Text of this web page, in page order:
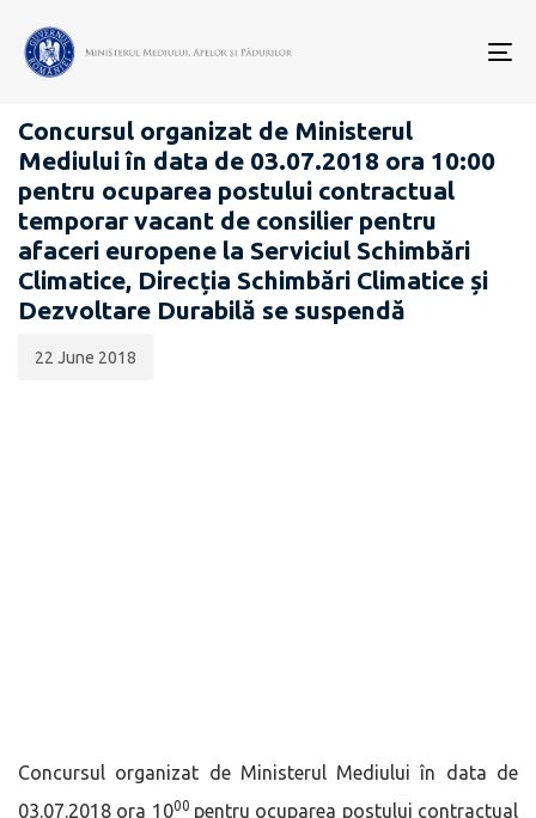
CARIERĂ
Concursul organizat de Ministerul
Mediului în data de 03.07.2018 ora 10:00
pentru ocuparea postului contractual
temporar vacant de consilier pentru
afaceri europene la Serviciul Schimbări
Climatice, Direcția Schimbări Climatice și
Dezvoltare Durabilă se suspendă
publicării:
22 June 2018
Concursul organizat de Ministerul Mediului în data de
03.07.2018 ora 1000 pentru ocuparea postului contractual